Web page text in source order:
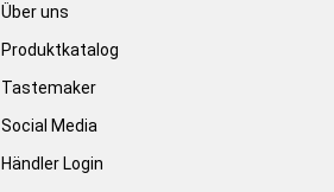
Über uns
Produktkatalog
Tastemaker
Social Media
Händler Login